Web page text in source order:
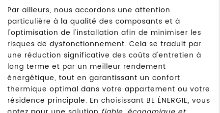
Par ailleurs, nous accordons une attention
particulière à la qualité des composants et à
l'optimisation de l'installation afin de minimiser les
risques de dysfonctionnement. Cela se traduit par
une réduction significative des coûts d'entretien à
long terme et par un meilleur rendement
énergétique, tout en garantissant un confort
thermique optimal dans votre appartement ou votre
résidence principale. En choisissant BE ÉNERGIE, vous